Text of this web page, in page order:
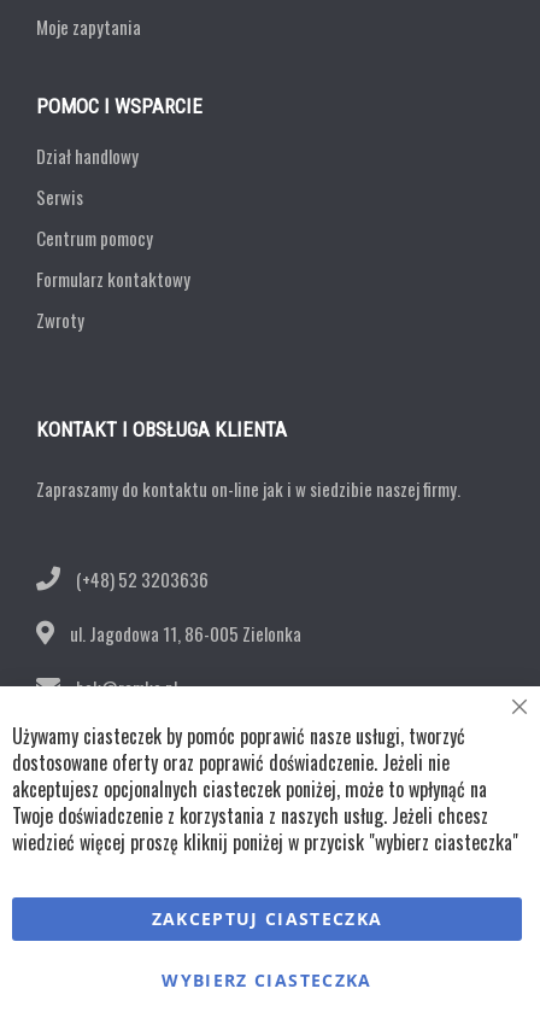
Moje zapytania
POMOC I WSPARCIE
Dział handlowy
Serwis
Centrum pomocy
Formularz kontaktowy
Zwroty
KONTAKT I OBSŁUGA KLIENTA
Zapraszamy do kontaktu on-line jak i w siedzibie naszej firmy.
(+48) 52 3203636
ul. Jagodowa 11, 86-005 Zielonka
bok@remko.pl
OBSERWUJ NAS
Copyright © wszystkie prawa zastrzeżone TKL Progress
Używamy ciasteczek by pomóc poprawić nasze usługi, tworzyć
dostosowane oferty oraz poprawić doświadczenie. Jeżeli nie
akceptujesz opcjonalnych ciasteczek poniżej, może to wpłynąć na
Twoje doświadczenie z korzystania z naszych usług. Jeżeli chcesz
wiedzieć więcej proszę kliknij poniżej w przycisk "wybierz ciasteczka"
ZAKCEPTUJ CIASTECZKA
WYBIERZ CIASTECZKA